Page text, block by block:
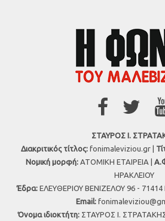
ΣΤΑΥΡΟΣ Ι.
Διακριτικός τίτλος:fonimaleviziou.gr |
Νομική μορφή: ΑΤΟΜΙΚΗ ΕΤΑΙΡΕΙΑ |
ΗΡΑΚΛΕΙΟΥ
Έδρα: ΕΛΕΥΘΕΡΙΟΥ ΒΕΝΙΖΕΛΟΥ 96 - 71414
Εmail:
Όνομα ιδιοκτήτη: ΣΤΑΥΡΟΣ Ι. ΣΤΡΑΤΑΚΗΣ